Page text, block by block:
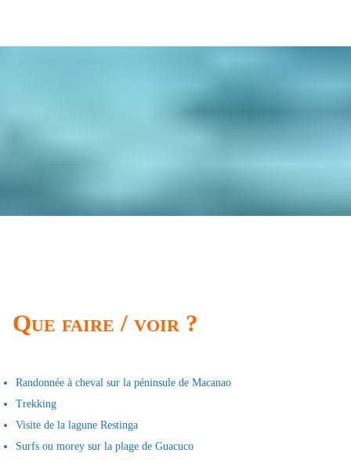
Que faire / voir ?
Randonnée à cheval sur la péninsule de Macanao
Trekking
Visite de la lagune Restinga
Surfs ou morey sur la plage de Guacuco